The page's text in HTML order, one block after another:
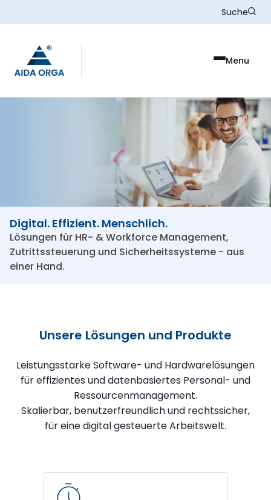
Suche
Menu
Digital. Effizient. Menschlich.
Lösungen für HR- & Workforce Management,
Zutrittssteuerung und Sicherheitssysteme - aus
einer Hand.
Unsere Lösungen und Produkte
Leistungsstarke Software- und Hardwarelösungen
für effizientes und datenbasiertes Personal- und
Ressourcenmanagement.
Skalierbar, benutzerfreundlich und rechtssicher,
für eine digital gesteuerte Arbeitswelt.